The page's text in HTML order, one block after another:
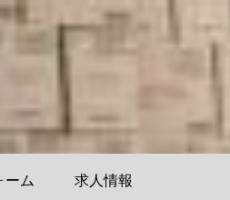
ーム 求人情報